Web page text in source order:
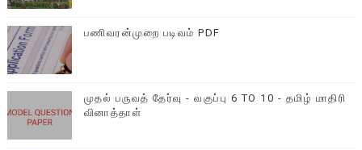
பணிவரன்முறை படிவம் PDF
முதல் பருவத் தேர்வு - வகுப்பு 6 TO 10 - தமிழ் மாதிரி
வினாத்தாள்